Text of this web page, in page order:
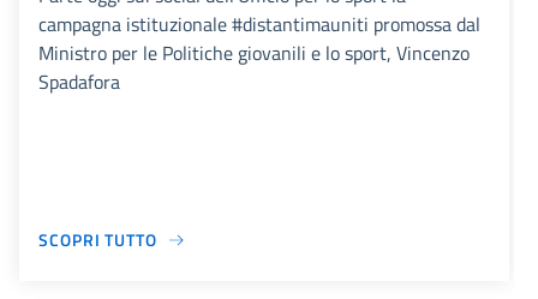
campagna istituzionale #distantimauniti promossa dal
Ministro per le Politiche giovanili e lo sport, Vincenzo
Spadafora
SCOPRI TUTTO